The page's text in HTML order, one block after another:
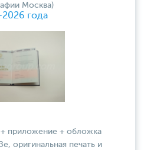
Москва)
года
приложение + обложка
оригинальная печать и